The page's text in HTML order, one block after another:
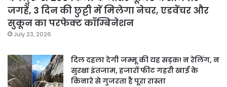
जगहें, 3 दिन की छुट्टी में मिलेगा नेचर, एडवेंचर और
सुकून का परफेक्ट कॉम्बिनेशन
July 23, 2026
दिल दहला देगी जम्मू की यह सड़क! न रेलिंग, न
सुरक्षा इंतजाम, हजारों फीट गहरी खाई के
किनारे से गुजरता है पूरा रास्ता